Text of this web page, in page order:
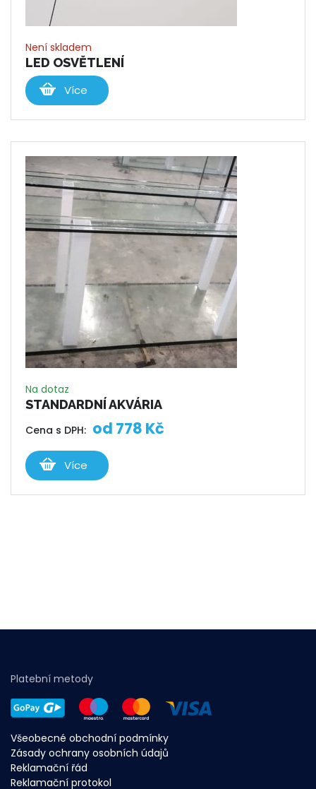
Není skladem
LED OSVĚTLENÍ
Více
Na dotaz
STANDARDNÍ AKVÁRIA
Cena s DPH: od 778 Kč
Více
Platební metody
Všeobecné obchodní podmínky
Zásady ochrany osobních údajů
Reklamační řád
Reklamační protokol